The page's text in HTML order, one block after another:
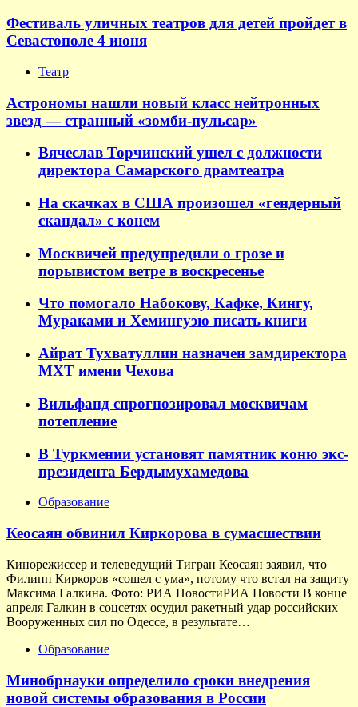
Фестиваль уличных театров для детей пройдет в
Севастополе 4 июня
Театр
Астрономы нашли новый класс нейтронных
звезд — странный «зомби-пульсар»
Вячеслав Торчинский ушел с должности
директора Самарского драмтеатра
На скачках в США произошел «гендерный
скандал» с конем
Москвичей предупредили о грозе и
порывистом ветре в воскресенье
Что помогало Набокову, Кафке, Кингу,
Мураками и Хемингуэю писать книги
Айрат Тухватуллин назначен замдиректора
МХТ имени Чехова
Вильфанд спрогнозировал москвичам
потепление
В Туркмении установят памятник коню экс-
президента Бердымухамедова
Образование
Кеосаян обвинил Киркорова в сумасшествии
Кинорежиссер и телеведущий Тигран Кеосаян заявил, что
Филипп Киркоров «сошел с ума», потому что встал на защиту
Максима Галкина. Фото: РИА НовостиРИА Новости В конце
апреля Галкин в соцсетях осудил ракетный удар российских
Вооруженных сил по Одессе, в результате…
Образование
Минобрнауки определило сроки внедрения
новой системы образования в России